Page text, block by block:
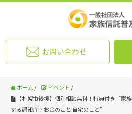
お問い合わせ
ホーム / イベント /
【札幌市後援】個別相談無料！特典付き「家
する認知症!? お金のこと 自宅のこと”